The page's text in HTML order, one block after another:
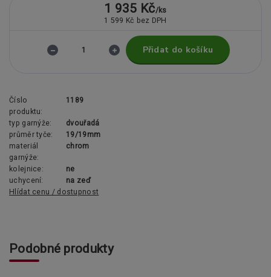
1 935 Kč/ks
1 599 Kč bez DPH
Přidat do košíku
Číslo
produktu:
1189
typ garnýže:
dvouřadá
průměr tyče:
19/19mm
materiál
garnýže:
chrom
kolejnice:
ne
uchycení:
na zeď
Hlídat cenu / dostupnost
Podobné produkty